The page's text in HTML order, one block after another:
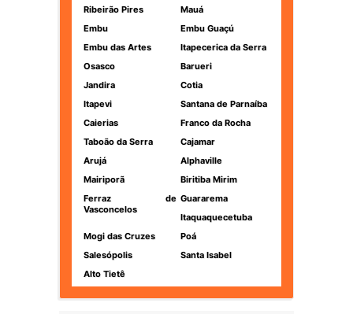
Ribeirão Pires
Mauá
Embu
Embu Guaçú
Embu das Artes
Itapecerica da Serra
Osasco
Barueri
Jandira
Cotia
Itapevi
Santana de Parnaíba
Caierias
Franco da Rocha
Taboão da Serra
Cajamar
Arujá
Alphaville
Mairiporã
Biritiba Mirim
Ferraz de
Vasconcelos
Guararema
Itaquaquecetuba
Mogi das Cruzes
Poá
Salesópolis
Santa Isabel
Alto Tietê